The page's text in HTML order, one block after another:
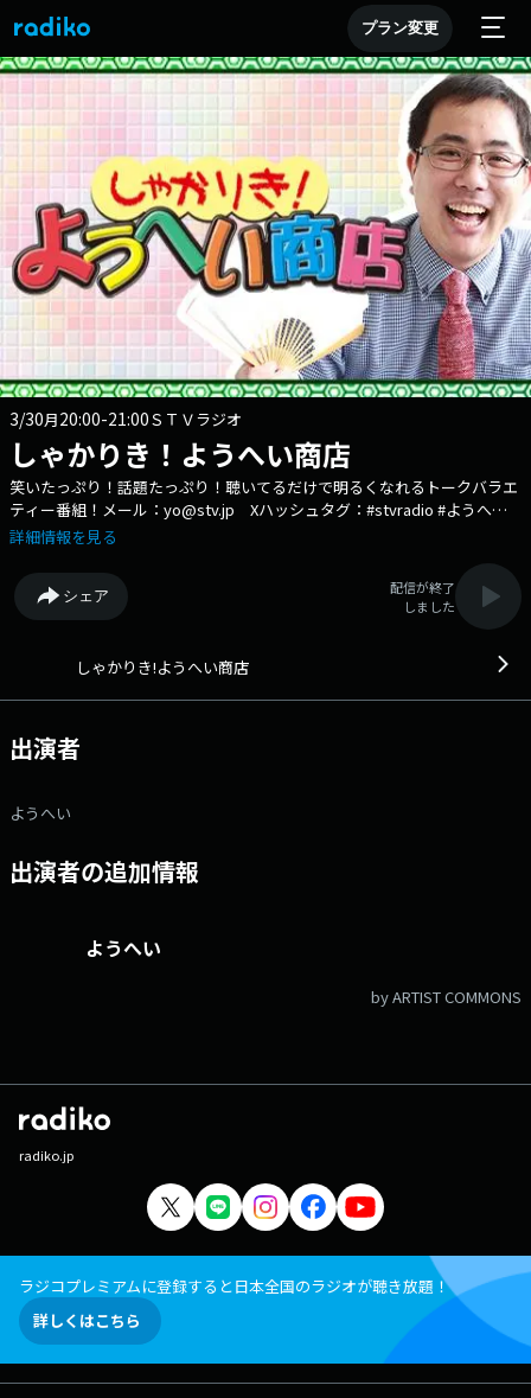
プラン変更
3/30月20:00-21:00ＳＴＶラジオ
しゃかりき！ようへい商店
笑いたっぷり！話題たっぷり！聴いてるだけで明るくなれるトークバラエ
ティー番組！メール：yo@stv.jp Xハッシュタグ：#stvradio #ようへい
商店 Xアカウント：@stvradio
詳細情報を見る
シェア
配信が終了
しました
しゃかりき!ようへい商店
出演者
ようへい
出演者の追加情報
ようへい
by ARTIST COMMONS
radiko.jp
ラジコプレミアムに登録すると日本全国のラジオが聴き放題！
詳しくはこちら